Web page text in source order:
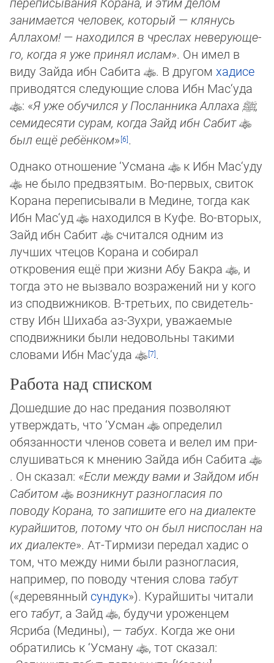
занимается человек, который — клянусь
Аллахом! — находился в чреслах неверую­ще­
го, когда я уже принял ислам». Он имел в
виду Зайда ибн Сабита
. В другом хадисе
приводятся следующие слова Ибн Мас‘уда
: «Я уже обучился у Посланника Аллаха ﷺ,
семидесяти сурам, когда Зайд ибн Сабит
был ещё ребёнком»
.
Однако отношение ‘Усмана
к Ибн Мас‘уду
не было предвзятым. Во-первых, свиток
Корана переписывали в Медине, тог­да как
Ибн Мас‘уд
находился в Куфе. Во-вторых,
Зайд ибн Сабит
считался одним из
лучших чтецов Корана и собирал
откровения ещё при жизни Абу Бакра
, и
тогда это не вызвало возражений ни у кого
из сподвижников. В-третьих, по сви­де­тель­
ству Ибн Шихаба аз-Зухри, уважаемые
сподвижники были недовольны такими
словами Ибн Мас‘уда
.
Работа над списком
Дошедшие до нас предания позволяют
утверждать, что ‘Усман
определил
обязанности членов совета и велел им при­
слу­шиваться к мнению Зайда ибн Сабита
. Он сказал: «Если между вами и Зайдом ибн
Сабитом
возникнут раз­но­гласия по
поводу Корана, то запишите его на диалекте
курайшитов, потому что он был ниспослан на
их диалекте». Ат-Тирмизи передал хадис о
том, что между ними были разногласия,
например, по поводу чтения слова табут
(«деревянный сундук»). Курайшиты читали
его табут, а Зайд
, будучи уроженцем
Ясриба (Медины), — табух. Когда же они
обратились к ‘Усману
, тот сказал: